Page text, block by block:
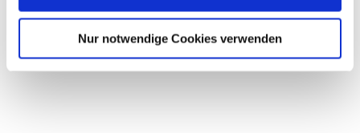
Nur notwendige Cookies verwenden